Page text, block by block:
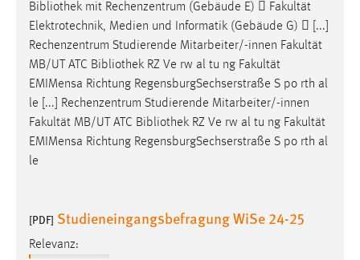
Bibliothek mit Rechenzentrum (Gebäude E)  Fakultät
Elektrotechnik, Medien und Informatik (Gebäude G)  [...]
Rechenzentrum Studierende Mitarbeiter/-innen Fakultät
MB/UT ATC Bibliothek RZ Ve rw al tu ng Fakultät
EMIMensa Richtung RegensburgSechserstraße S po rth al
le [...] Rechenzentrum Studierende Mitarbeiter/-innen
Fakultät MB/UT ATC Bibliothek RZ Ve rw al tu ng Fakultät
EMIMensa Richtung RegensburgSechserstraße S po rth al
le
[PDF] Studieneingangsbefragung WiSe 24-25
Relevanz: